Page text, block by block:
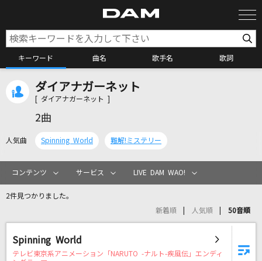
キーワード 曲名 歌手名 歌詞
カラオケ検索
カラオケリクエスト
リアルタイムで歌われている曲の一覧
ダイアナガーネット
[ ダイアナガーネット ]
2曲
人気曲 Spinning World 難解!ミステリー
コンテンツ サービス LIVE DAM WAO!
2件見つかりました。
新着順 人気順 50音順
Spinning World
テレビ東京系アニメーション「NARUTO -ナルト-疾風伝」エンディ